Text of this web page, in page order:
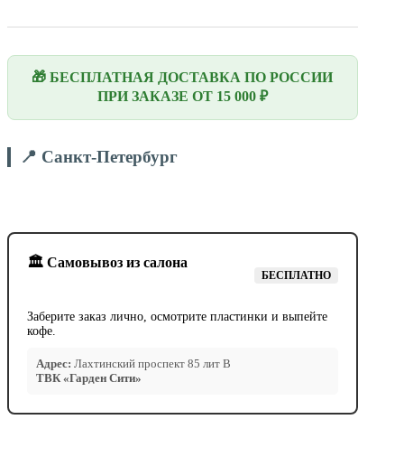
🎁 БЕСПЛАТНАЯ ДОСТАВКА ПО РОССИИ
ПРИ ЗАКАЗЕ ОТ 15 000 ₽
📍 Санкт-Петербург
🏛️ Самовывоз из салона
БЕСПЛАТНО
Заберите заказ лично, осмотрите пластинки и выпейте
кофе.
Адрес: Лахтинский проспект 85 лит В
ТВК «Гарден Сити»